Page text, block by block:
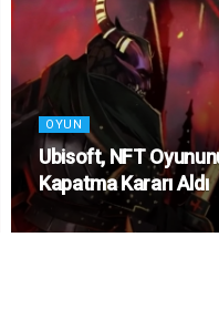
OYUN
Ubisoft, NFT
Kapatma Kararı Aldı